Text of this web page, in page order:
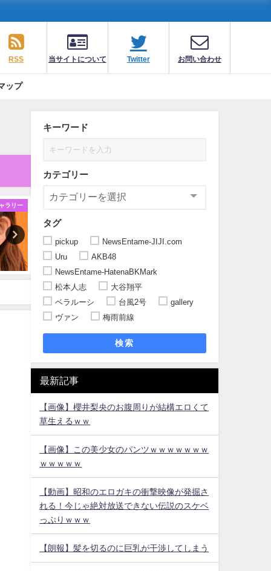
RSS 当サイトについて Twitter お問い合わせ
ップ
ラリー
キーワード
カテゴリー
タグ
pickup
NewsEntame-JIJI.com
Uru
AKB48
NewsEntame-HatenaBKMark
松本人志
大谷翔平
ベラルーシ
台風2号
gallery
ヴァン
梅雨前線
検索
最新記事
【画像】櫻井梨央のお腹周りが結構エロくて
草生えるｗｗ
【画像】この美少女のパンツｗｗｗｗｗｗｗ
ｗｗｗｗｗ
【動画】昭和のエロガキの衝撃映像が発掘さ
れる！今じゃ絶対放送できない伝説のスケベ
っぷりｗｗｗ
【朗報】髪を切るのに巨乳が干渉してしまう